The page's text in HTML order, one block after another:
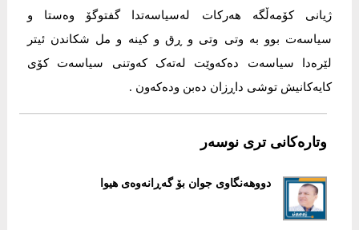
ژیانی کۆمەڵگە هەرکات لەسیاسەتدا گفتوگۆ وەستا و
سیاسەت بوو بە وتی وتی و ڕق و کینە و مل شکاندن ئیتر
لێرەدا سیاسەت دەکەوێت لەتەک کەوتنی سیاسەت کۆی
کایەکانیش توشی داڕزان دەبن ودەکەون .
وتارەکانی تری نوسەر
دووهەنگاوی جوان بۆ گەڕانەوەی هیوا